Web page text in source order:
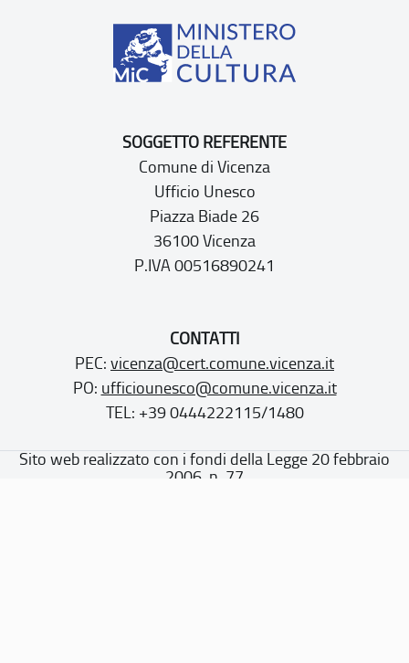
SOGGETTO REFERENTE
Comune di Vicenza
Ufficio Unesco
Piazza Biade 26
36100 Vicenza
P.IVA 00516890241
CONTATTI
PEC: vicenza@cert.comune.vicenza.it
PO: ufficiounesco@comune.vicenza.it
TEL: +39 0444222115/1480
Sito web realizzato con i fondi della Legge 20 febbraio
2006, n. 77